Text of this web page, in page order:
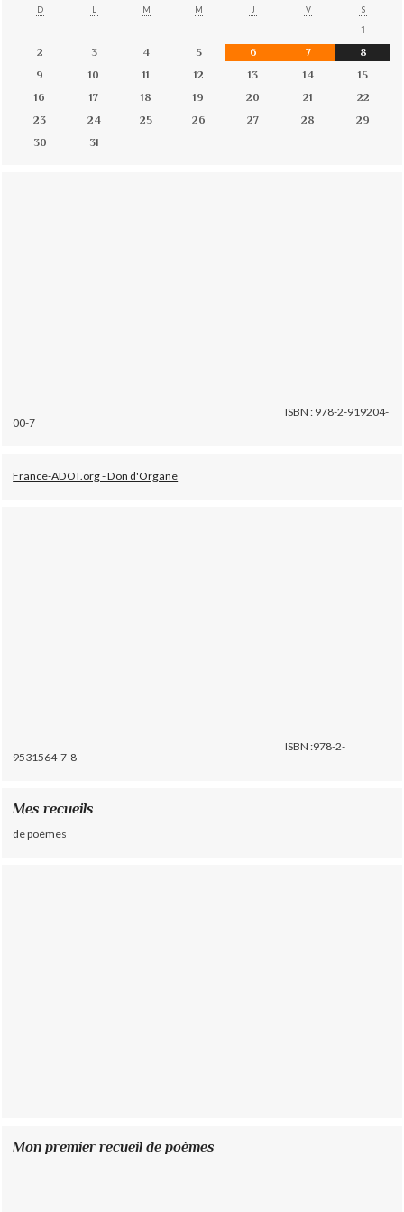
D L M M J V S
1
2
3 4 5 6 7
8
9
10 11 12 13 14
15
16
17 18 19 20 21
22
23
24 25 26 27 28
29
30
31
ISBN : 978-2-919204-
00-7
France-ADOT.org - Don d'Organe
ISBN :978-2-
9531564-7-8
Mes recueils
de poèmes
Mon premier recueil de poèmes